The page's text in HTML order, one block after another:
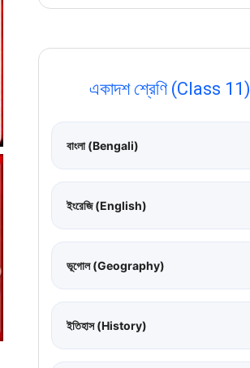
একাদশ শ্রেণি (Class 11)
বাংলা (Bengali)
ইংরেজি (English)
ভূগোল (Geography)
ইতিহাস (History)